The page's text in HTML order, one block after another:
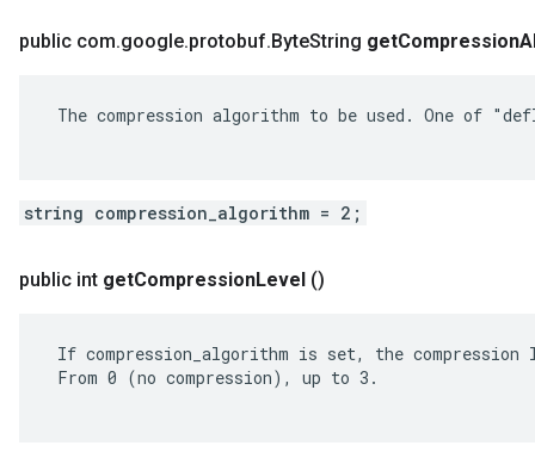
public com.google.protobuf.ByteString getCompression
The compression algorithm to be used. One of
string compression_algorithm = 2;
public int getCompressionLevel ()
If compression_algorithm is set, the
From 0 (no compression), up to 3.